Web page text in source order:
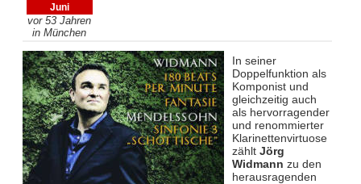
Juni
vor 53 Jahren
in München
In seiner
Doppelfunktion als
Komponist und
gleichzeitig auch
als hervorragender
und renommierter
Klarinettenvirtuose
zählt Jörg
Widmann zu den
herausragenden